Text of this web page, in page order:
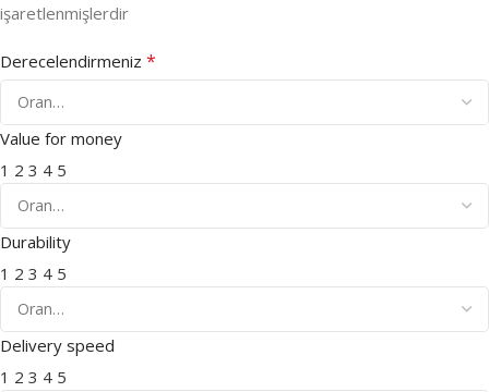
işaretlenmişlerdir
Derecelendirmeniz *
Value for money
1 2 3 4 5
Durability
1 2 3 4 5
Delivery speed
1 2 3 4 5